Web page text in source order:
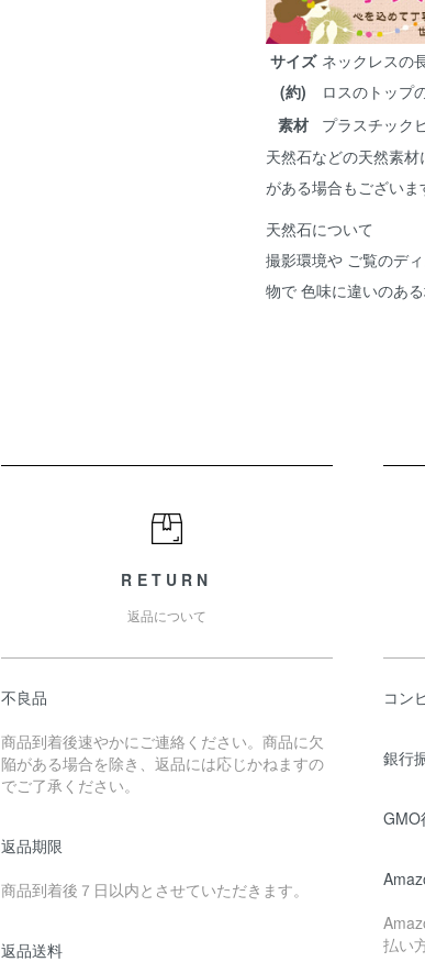
サイズ
(約)
ネックレスの
ロスのトップ
素材
プラスチック
天然石などの天然素
がある場合もございま
天然石について
撮影環境や ご覧のデ
物で 色味に違いのある
RETURN
返品について
不良品
商品到着後速やかにご連絡ください。商品に欠
陥がある場合を除き、返品には応じかねますの
でご了承ください。
返品期限
商品到着後７日以内とさせていただきます。
返品送料
コン
銀行
GMO
払い